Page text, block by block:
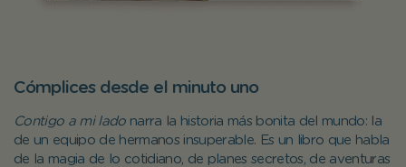
Cómplices desde el minuto uno
Contigo a mi ladonarra la historia más bonita del mundo: la
de un equipo de hermanos insuperable. Es un libro que habla
de la magia de lo cotidiano, de planes secretos, de aventuras